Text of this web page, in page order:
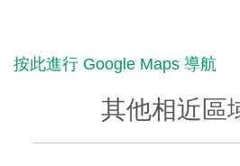
按此進行 Google Maps 導航
其他相近區